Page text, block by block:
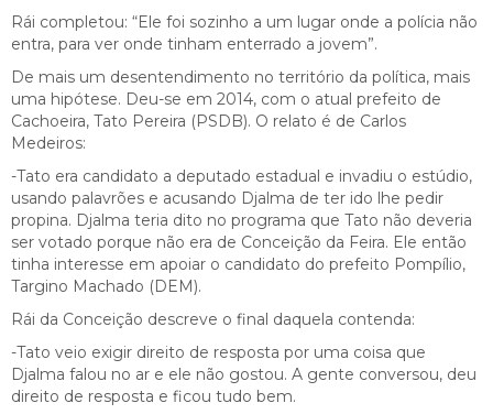
Rái completou: “Ele foi sozinho a um lugar onde a polícia não
entra, para ver onde tinham enterrado a jovem”.
De mais um desentendimento no território da política, mais
uma hipótese. Deu-se em 2014, com o atual prefeito de
Cachoeira, Tato Pereira (PSDB). O relato é de Carlos
Medeiros:
-Tato era candidato a deputado estadual e invadiu o estúdio,
usando palavrões e acusando Djalma de ter ido lhe pedir
propina. Djalma teria dito no programa que Tato não deveria
ser votado porque não era de Conceição da Feira. Ele então
tinha interesse em apoiar o candidato do prefeito Pompílio,
Targino Machado (DEM).
Rái da Conceição descreve o final daquela contenda:
-Tato veio exigir direito de resposta por uma coisa que
Djalma falou no ar e ele não gostou. A gente conversou, deu
direito de resposta e ficou tudo bem.